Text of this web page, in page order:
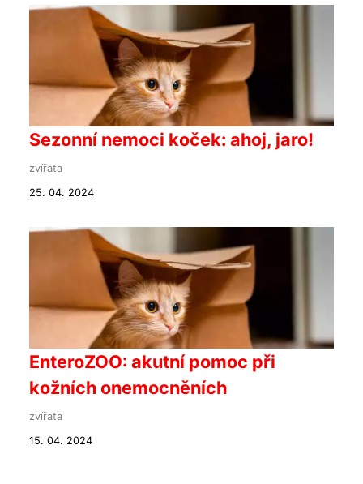
Sezonní nemoci koček: ahoj, jaro!
zvířata
25. 04. 2024
EnteroZOO: akutní pomoc při
kožních onemocněních
zvířata
15. 04. 2024